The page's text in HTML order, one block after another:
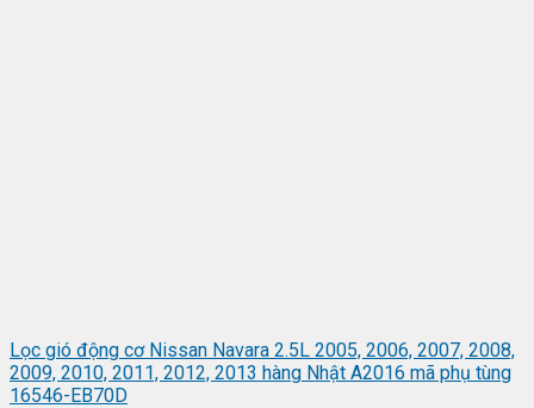
Lọc gió động cơ Nissan Navara 2.5L 2005, 2006, 2007, 2008,
2009, 2010, 2011, 2012, 2013 hàng Nhật A2016 mã phụ tùng
16546-EB70D